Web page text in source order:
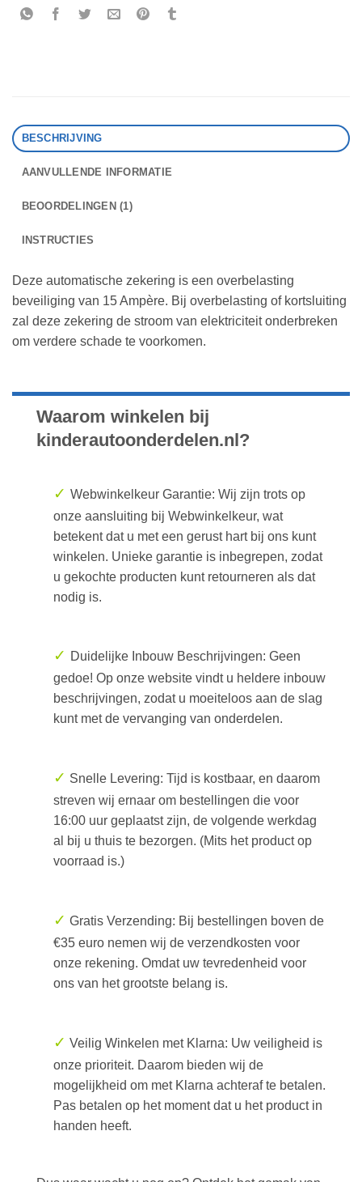
BESCHRIJVING
AANVULLENDE INFORMATIE
BEOORDELINGEN (1)
INSTRUCTIES
Deze automatische zekering is een overbelasting
beveiliging van 15 Ampère. Bij overbelasting of kortsluiting
zal deze zekering de stroom van elektriciteit onderbreken
om verdere schade te voorkomen.
Waarom winkelen bij
kinderautoonderdelen.nl?
✓ Webwinkelkeur Garantie: Wij zijn trots op
onze aansluiting bij Webwinkelkeur, wat
betekent dat u met een gerust hart bij ons kunt
winkelen. Unieke garantie is inbegrepen, zodat
u gekochte producten kunt retourneren als dat
nodig is.
✓ Duidelijke Inbouw Beschrijvingen: Geen
gedoe! Op onze website vindt u heldere inbouw
beschrijvingen, zodat u moeiteloos aan de slag
kunt met de vervanging van onderdelen.
✓ Snelle Levering: Tijd is kostbaar, en daarom
streven wij ernaar om bestellingen die voor
16:00 uur geplaatst zijn, de volgende werkdag
al bij u thuis te bezorgen. (Mits het product op
voorraad is.)
✓ Gratis Verzending: Bij bestellingen boven de
€35 euro nemen wij de verzendkosten voor
onze rekening. Omdat uw tevredenheid voor
ons van het grootste belang is.
✓ Veilig Winkelen met Klarna: Uw veiligheid is
onze prioriteit. Daarom bieden wij de
mogelijkheid om met Klarna achteraf te betalen.
Pas betalen op het moment dat u het product in
handen heeft.